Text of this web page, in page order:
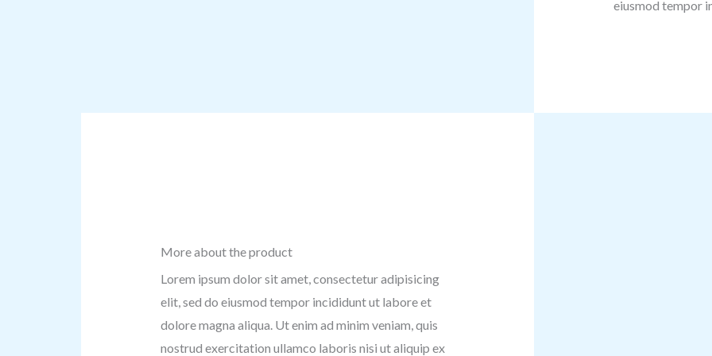
eiusmod tempor
More about the product
Lorem ipsum dolor sit amet, consectetur adipisicing
elit, sed do eiusmod tempor incididunt ut labore et
dolore magna aliqua. Ut enim ad minim veniam, quis
nostrud exercitation ullamco laboris nisi ut aliquip ex